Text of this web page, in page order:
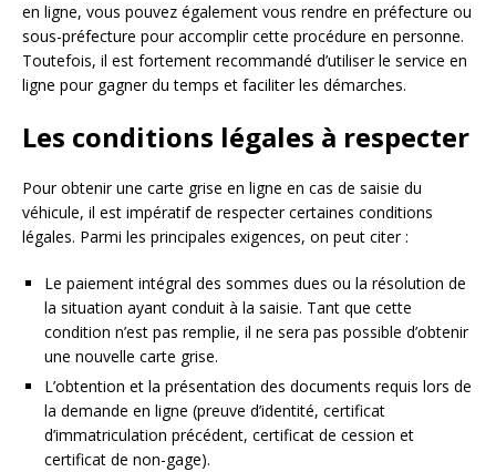
en ligne, vous pouvez également vous rendre en préfecture ou
sous-préfecture pour accomplir cette procédure en personne.
Toutefois, il est fortement recommandé d’utiliser le service en
ligne pour gagner du temps et faciliter les démarches.
Les conditions légales à respecter
Pour obtenir une carte grise en ligne en cas de saisie du
véhicule, il est impératif de respecter certaines conditions
légales. Parmi les principales exigences, on peut citer :
Le paiement intégral des sommes dues ou la résolution de
la situation ayant conduit à la saisie. Tant que cette
condition n’est pas remplie, il ne sera pas possible d’obtenir
une nouvelle carte grise.
L’obtention et la présentation des documents requis lors de
la demande en ligne (preuve d’identité, certificat
d’immatriculation précédent, certificat de cession et
certificat de non-gage).